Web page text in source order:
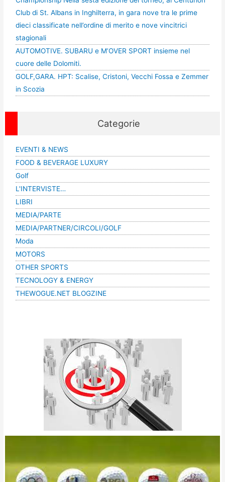
Club di St. Albans in Inghilterra, in gara nove tra le prime
dieci classificate nell’ordine di merito e nove vincitrici
stagionali
AUTOMOTIVE. SUBARU e M’OVER SPORT insieme nel
cuore delle Dolomiti.
GOLF,GARA. HPT: Scalise, Cristoni, Vecchi Fossa e Zemmer
in Scozia
Categorie
EVENTI & NEWS
FOOD & BEVERAGE LUXURY
Golf
L'INTERVISTE…
LIBRI
MEDIA/PARTE
MEDIA/PARTNER/CIRCOLI/GOLF
Moda
MOTORS
OTHER SPORTS
TECNOLOGY & ENERGY
THEWOGUE.NET BLOGZINE